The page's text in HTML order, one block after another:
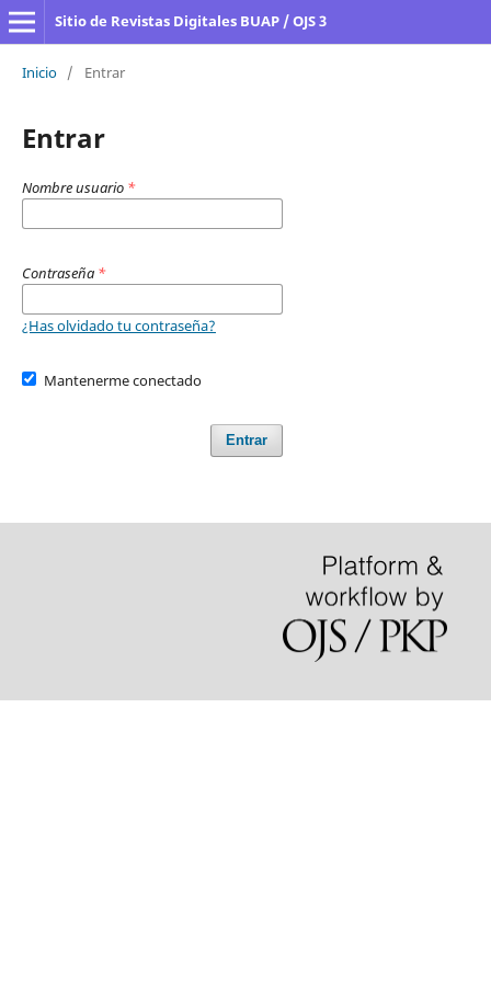
Sitio de Revistas Digitales BUAP / OJS 3
Inicio / Entrar
Entrar
Nombre usuario *
Contraseña *
¿Has olvidado tu contraseña?
Mantenerme conectado
Entrar